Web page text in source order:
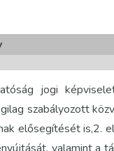
jogi
szabályozott
elősegítését is,2.